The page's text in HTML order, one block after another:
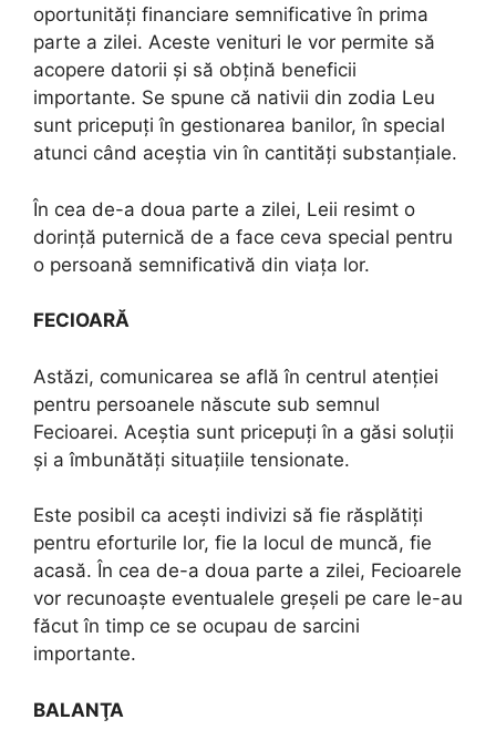
oportunități financiare semnificative în prima
parte a zilei. Aceste venituri le vor permite să
acopere datorii și să obțină beneficii
importante. Se spune că nativii din zodia Leu
sunt pricepuți în gestionarea banilor, în special
atunci când aceștia vin în cantități substanțiale.
În cea de-a doua parte a zilei, Leii resimt o
dorință puternică de a face ceva special pentru
o persoană semnificativă din viața lor.
FECIOARĂ
Astăzi, comunicarea se află în centrul atenției
pentru persoanele născute sub semnul
Fecioarei. Aceștia sunt pricepuți în a găsi soluții
și a îmbunătăți situațiile tensionate.
Este posibil ca acești indivizi să fie răsplătiți
pentru eforturile lor, fie la locul de muncă, fie
acasă. În cea de-a doua parte a zilei, Fecioarele
vor recunoaște eventualele greșeli pe care le-au
făcut în timp ce se ocupau de sarcini
importante.
BALANŢA